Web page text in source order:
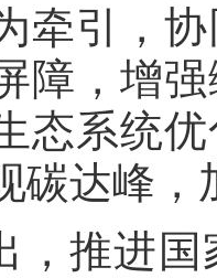
牵引，
障，增
态系统
碳达峰，
，推进